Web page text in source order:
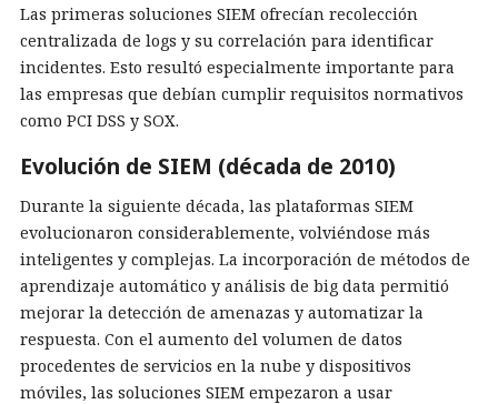
Las primeras soluciones SIEM ofrecían recolección
centralizada de logs y su correlación para identificar
incidentes. Esto resultó especialmente importante para
las empresas que debían cumplir requisitos normativos
como PCI DSS y SOX.
Evolución de SIEM (década de 2010)
Durante la siguiente década, las plataformas SIEM
evolucionaron considerablemente, volviéndose más
inteligentes y complejas. La incorporación de métodos de
aprendizaje automático y análisis de big data permitió
mejorar la detección de amenazas y automatizar la
respuesta. Con el aumento del volumen de datos
procedentes de servicios en la nube y dispositivos
móviles, las soluciones SIEM empezaron a usar